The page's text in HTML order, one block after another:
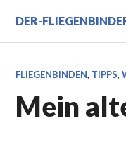
Inhalt
springen
DER-
FLIEGENBINDEN, TIPPS,
Mein